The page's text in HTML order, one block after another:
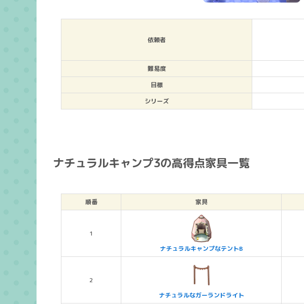
依頼者
難易度
目標
シリーズ
ナチュラルキャンプ3の高得点家具一覧
順番 家具
1
ナチュラルキャンプなテントB
2
ナチュラルなガーランドライト